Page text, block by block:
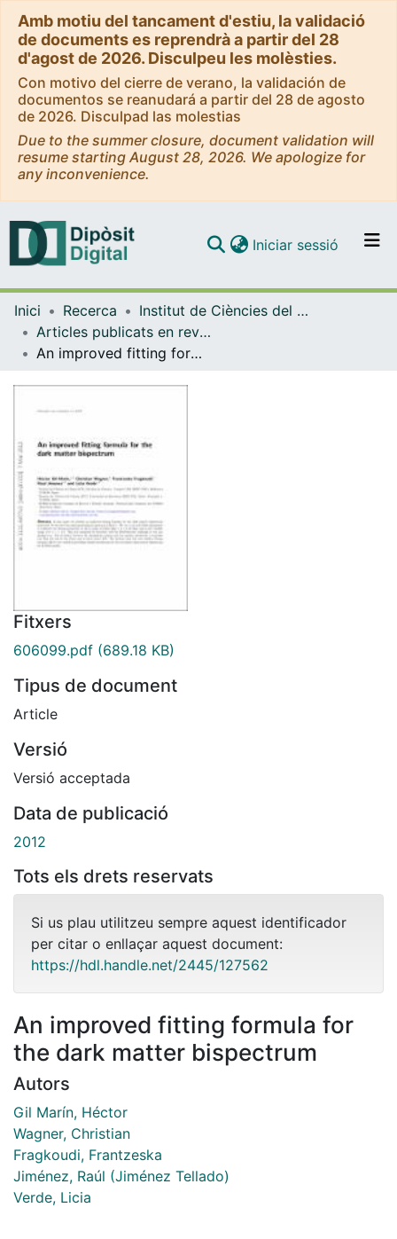
Amb motiu del tancament d'estiu, la validació
de documents es reprendrà a partir del 28
d'agost de 2026. Disculpeu les molèsties.
Con motivo del cierre de verano, la validación de
documentos se reanudará a partir del 28 de agosto
de 2026. Disculpad las molestias
Due to the summer closure, document validation will
resume starting August 28, 2026. We apologize for
any inconvenience.
Navega per tot el DD
Contacte
Iniciar sessió (current)
Inici Recerca
Institut de Ciències del Cosmos (ICCUB)
Articles publicats en revistes (Institut de Ciències del Cosmos (ICCUB))
An improved fitting formula for the dark matter bispectrum
Fitxers
606099.pdf (689.18 KB)
Tipus de document
Article
Versió
Versió acceptada
Data de publicació
2012
Tots els drets reservats
Si us plau utilitzeu sempre aquest identificador
per citar o enllaçar aquest document:
https://hdl.handle.net/2445/127562
An improved fitting formula for
the dark matter bispectrum
Autors
Gil Marín, Héctor
Wagner, Christian
Fragkoudi, Frantzeska
Jiménez, Raúl (Jiménez Tellado)
Verde, Licia